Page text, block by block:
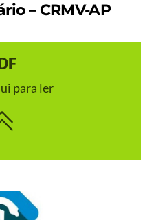
– CRMV-AP
para ler